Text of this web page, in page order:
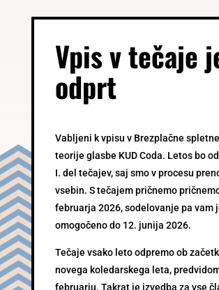
Vpis v tečaje
odprt
Vabljeni k vpisu v Brezplačne
teorije glasbe KUD Coda. Letos bo
I. del tečajev, saj smo v procesu
vsebin. S tečajem pričnemo
februarja 2026, sodelovanje pa vam
omogočeno do 12. junija 2026.
Tečaje vsako leto odpremo ob
novega koledarskega leta,
februarju. Takrat je izvedba za vse